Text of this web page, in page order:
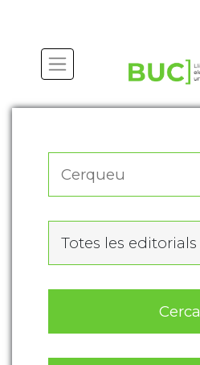
Totes les editorials
Cerca